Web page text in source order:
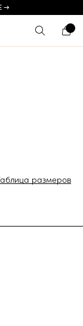
→
размеров